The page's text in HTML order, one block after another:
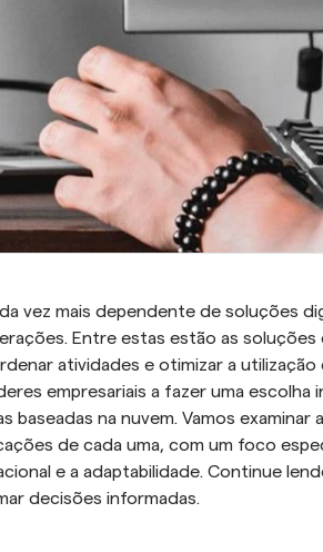
vez mais dependente de soluções
Entre estas estão as soluções
atividades e otimizar a utilização
empresariais a fazer uma escolha
baseadas na nuvem. Vamos examinar
de cada uma, com um foco
e a adaptabilidade. Continue
decisões informadas.